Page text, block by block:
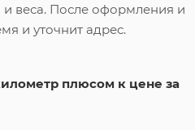
веса. После оформления и
и уточнит адрес.
плюсом к цене за